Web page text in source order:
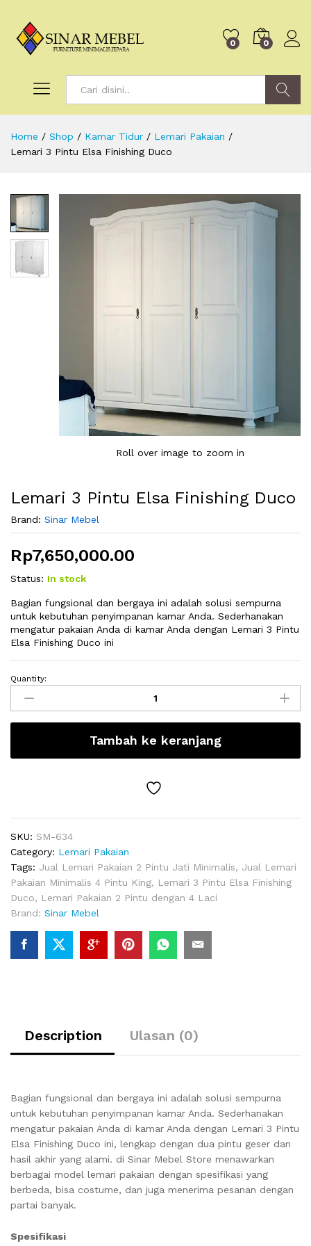
0 0
Search
Home / Shop / Kamar Tidur / Lemari Pakaian /
Lemari 3 Pintu Elsa Finishing Duco
Roll over image to zoom in
Lemari 3 Pintu Elsa Finishing Duco
Brand: Sinar Mebel
Rp7,650,000.00
Status: In stock
Bagian fungsional dan bergaya ini adalah solusi sempurna
untuk kebutuhan penyimpanan kamar Anda. Sederhanakan
mengatur pakaian Anda di kamar Anda dengan Lemari 3 Pintu
Elsa Finishing Duco ini
Lemari
Pintu
Elsa
Duco
Quantity:
Tambah ke keranjang
SKU: SM-634
Category: Lemari Pakaian
Tags: Jual Lemari Pakaian 2 Pintu Jati Minimalis, Jual Lemari
Pakaian Minimalis 4 Pintu King, Lemari 3 Pintu Elsa Finishing
Duco, Lemari Pakaian 2 Pintu dengan 4 Laci
Brand: Sinar Mebel
Description Ulasan (0)
Bagian fungsional dan bergaya ini adalah solusi sempurna
untuk kebutuhan penyimpanan kamar Anda. Sederhanakan
mengatur pakaian Anda di kamar Anda dengan Lemari 3 Pintu
Elsa Finishing Duco ini, lengkap dengan dua pintu geser dan
hasil akhir yang alami. di Sinar Mebel Store menawarkan
berbagai model lemari pakaian dengan spesifikasi yang
berbeda, bisa costume, dan juga menerima pesanan dengan
partai banyak.
Spesifikasi